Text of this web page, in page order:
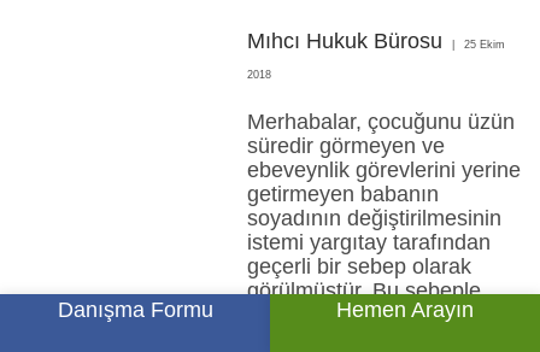
Mıhcı Hukuk Bürosu 25 Ekim
2018
Merhabalar, çocuğunu üzün
süredir görmeyen ve
ebeveynlik görevlerini yerine
getirmeyen babanın
soyadının değiştirilmesinin
istemi yargıtay tarafından
geçerli bir sebep olarak
görülmüştür. Bu sebeple
soyadı değişimi için
Danışma Formu Hemen Arayın